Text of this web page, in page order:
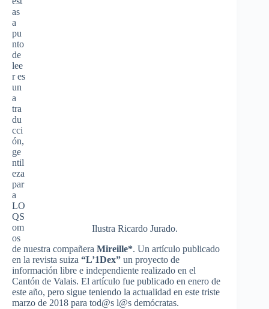
Ilustra Ricardo Jurado.
as
a
pu
nto
de
lee
r es
un
a
tra
du
cci
ón,
ge
ntil
eza
par
a
LO
QS
om
os
de nuestra compañera Mireille*. Un artículo publicado
en la revista suiza “L’1Dex” un proyecto de
información libre e independiente realizado en el
Cantón de Valais. El artículo fue publicado en enero de
este año, pero sigue teniendo la actualidad en este triste
marzo de 2018 para tod@s l@s demócratas.